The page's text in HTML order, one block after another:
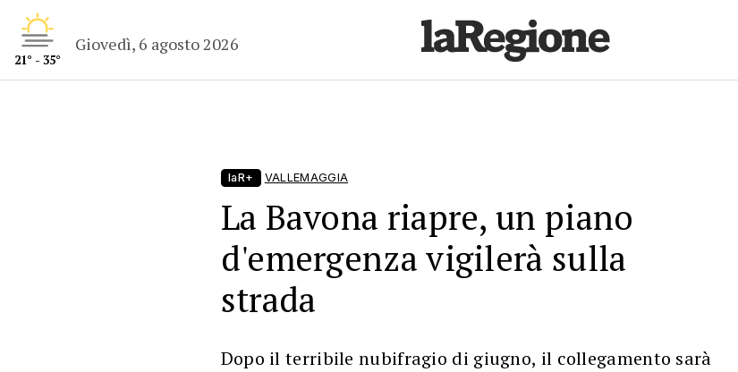
21° - 35°
Giovedì, 6 agosto 2026
laR+ VALLEMAGGIA
La Bavona riapre, un piano
d'emergenza vigilerà sulla
strada
Dopo il terribile nubifragio di giugno, il collegamento sarà